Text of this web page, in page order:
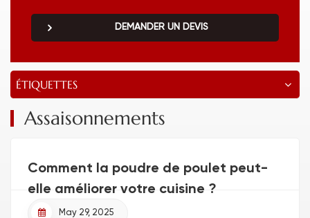
DEMANDER UN DEVIS
ÉTIQUETTES
Assaisonnements
Comment la poudre de poulet peut-
elle améliorer votre cuisine ?
May 29, 2025